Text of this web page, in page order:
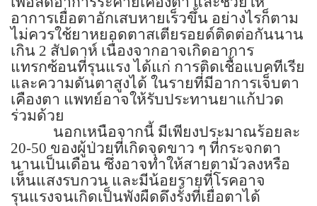
อาการเยื่อตาอักเสบหายเร็วขึ้น อย่างไรก็ตาม
ไม่ควรใช้ยาหยอดตาสเตียรอยด์ติดต่อกันนาน
เกิน 2 สัปดาห์ เนื่องจากอาจเกิดอาการ
แทรกซ้อนที่รุนแรง ได้แก่ การติดเชื้อแบคทีเรีย
และความดันตาสูงได้ ในรายที่มีอาการเจ็บตา
เคืองตา แพทย์อาจให้รับประทานยาแก้ปวด
ร่วมด้วย
นอกเหนือจากนี้ มีเพียงประมาณร้อยละ
20-50 ของผู้ป่วยที่เกิดจุดขาว ๆ ที่กระจกตา
นานเป็นเดือน ซึ่งอาจทำให้สายตามัวลงหรือ
เห็นแสงรบกวน และมีน้อยรายที่โรคอาจ
รุนแรงจนเกิดเป็นพังผืดดึงรั้งที่เยื่อตาได้